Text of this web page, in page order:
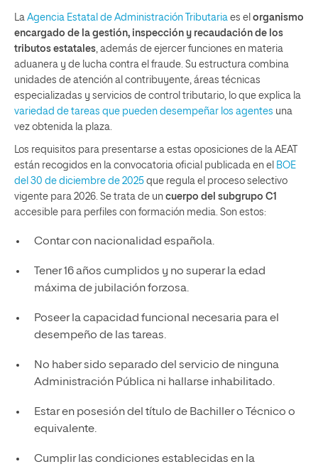
La Agencia Estatal de Administración Tributaria es el organismo
encargado de la gestión, inspección y recaudación de los
tributos estatales , además de ejercer funciones en materia
aduanera y de lucha contra el fraude. Su estructura combina
unidades de atención al contribuyente, áreas técnicas
especializadas y servicios de control tributario, lo que explica la
variedad de tareas que pueden desempeñar los agentes una
vez obtenida la plaza.
Los requisitos para presentarse a estas oposiciones de la AEAT
están recogidos en la convocatoria oficial publicada en el BOE
del 30 de diciembre de 2025 que regula el proceso selectivo
vigente para 2026. Se trata de un cuerpo del subgrupo C1
accesible para perfiles con formación media. Son estos:
Contar con nacionalidad española.
Tener 16 años cumplidos y no superar la edad
máxima de jubilación forzosa.
Poseer la capacidad funcional necesaria para el
desempeño de las tareas.
No haber sido separado del servicio de ninguna
Administración Pública ni hallarse inhabilitado.
Estar en posesión del título de Bachiller o Técnico o
equivalente.
Cumplir las condiciones establecidas en la